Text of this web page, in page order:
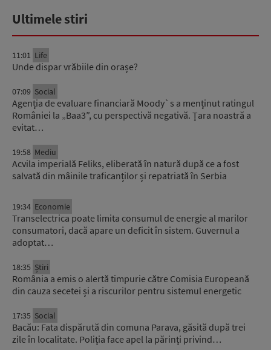
Ultimele stiri
11:01 Life
Unde dispar vrăbiile din orașe?
07:09 Social
Agenția de evaluare financiară Moody`s a menținut ratingul
României la „Baa3”, cu perspectivă negativă. Țara noastră a
evitat…
19:58 Mediu
Acvila imperială Feliks, eliberată în natură după ce a fost
salvată din mâinile traficanților și repatriată în Serbia
19:34 Economie
Transelectrica poate limita consumul de energie al marilor
consumatori, dacă apare un deficit în sistem. Guvernul a
adoptat…
18:35 Știri
România a emis o alertă timpurie către Comisia Europeană
din cauza secetei și a riscurilor pentru sistemul energetic
17:35 Social
Bacău: Fata dispărută din comuna Parava, găsită după trei
zile în localitate. Poliția face apel la părinți privind…